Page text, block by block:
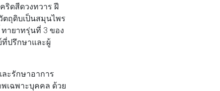
ริดสีดวงทวาร ฝี
ถุดิบเป็นสมุนไพร
ทายาทรุ่นที่ 3 ของ
ปรึกษาและผู้
ะรักษาอาการ
เฉพาะบุคคล ด้วย